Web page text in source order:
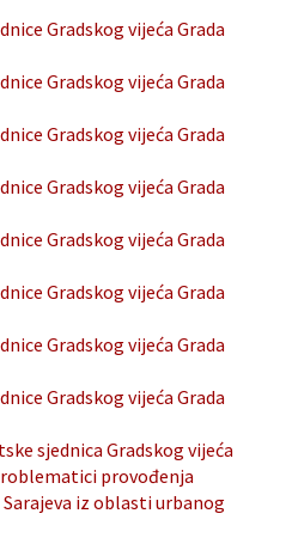
Gradskog vijeća Grada
Gradskog vijeća Grada
Gradskog vijeća Grada
Gradskog vijeća Grada
Gradskog vijeća Grada
Gradskog vijeća Grada
Gradskog vijeća Grada
Gradskog vijeća Grada
sjednica Gradskog vijeća
provođenja
iz oblasti urbanog